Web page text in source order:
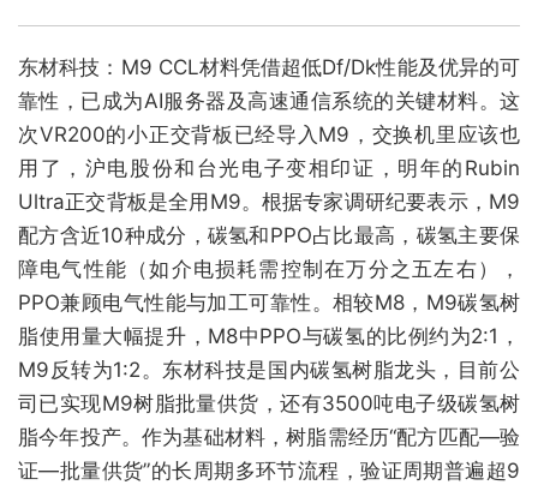
东材科技：M9 CCL材料凭借超低Df/Dk性能及优异的可
靠性，已成为AI服务器及高速通信系统的关键材料。这
次VR200的小正交背板已经导入M9，交换机里应该也
用了，沪电股份和台光电子变相印证，明年的Rubin
Ultra正交背板是全用M9。根据专家调研纪要表示，M9
配方含近10种成分，碳氢和PPO占比最高，碳氢主要保
障电气性能（如介电损耗需控制在万分之五左右），
PPO兼顾电气性能与加工可靠性。相较M8，M9碳氢树
脂使用量大幅提升，M8中PPO与碳氢的比例约为2:1，
M9反转为1:2。东材科技是国内碳氢树脂龙头，目前公
司已实现M9树脂批量供货，还有3500吨电子级碳氢树
脂今年投产。作为基础材料，树脂需经历“配方匹配—验
证—批量供货”的长周期多环节流程，验证周期普遍超9